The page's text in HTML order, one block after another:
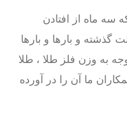
سه ماه از افتادن
گذشته و بارها و بارها
به وزن فلز طلا ، طلا
ما آن را در آورده